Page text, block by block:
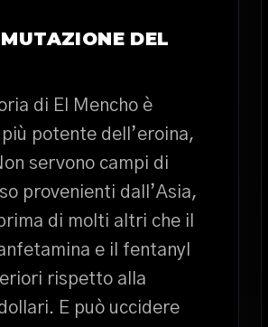
DEL
di El Mencho è
potente dell’eroina,
servono campi di
provenienti dall’Asia,
di molti altri che il
e il fentanyl
rispetto alla
E può uccidere